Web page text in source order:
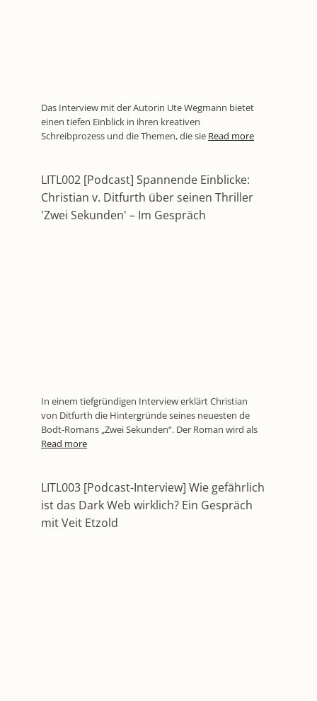
Das Interview mit der Autorin Ute Wegmann bietet
einen tiefen Einblick in ihren kreativen
Schreibprozess und die Themen, die sie Read more
LITL002 [Podcast] Spannende Einblicke:
Christian v. Ditfurth über seinen Thriller
'Zwei Sekunden' – Im Gespräch
In einem tiefgründigen Interview erklärt Christian
von Ditfurth die Hintergründe seines neuesten de
Bodt-Romans „Zwei Sekunden“. Der Roman wird als
Read more
LITL003 [Podcast-Interview] Wie gefährlich
ist das Dark Web wirklich? Ein Gespräch
mit Veit Etzold